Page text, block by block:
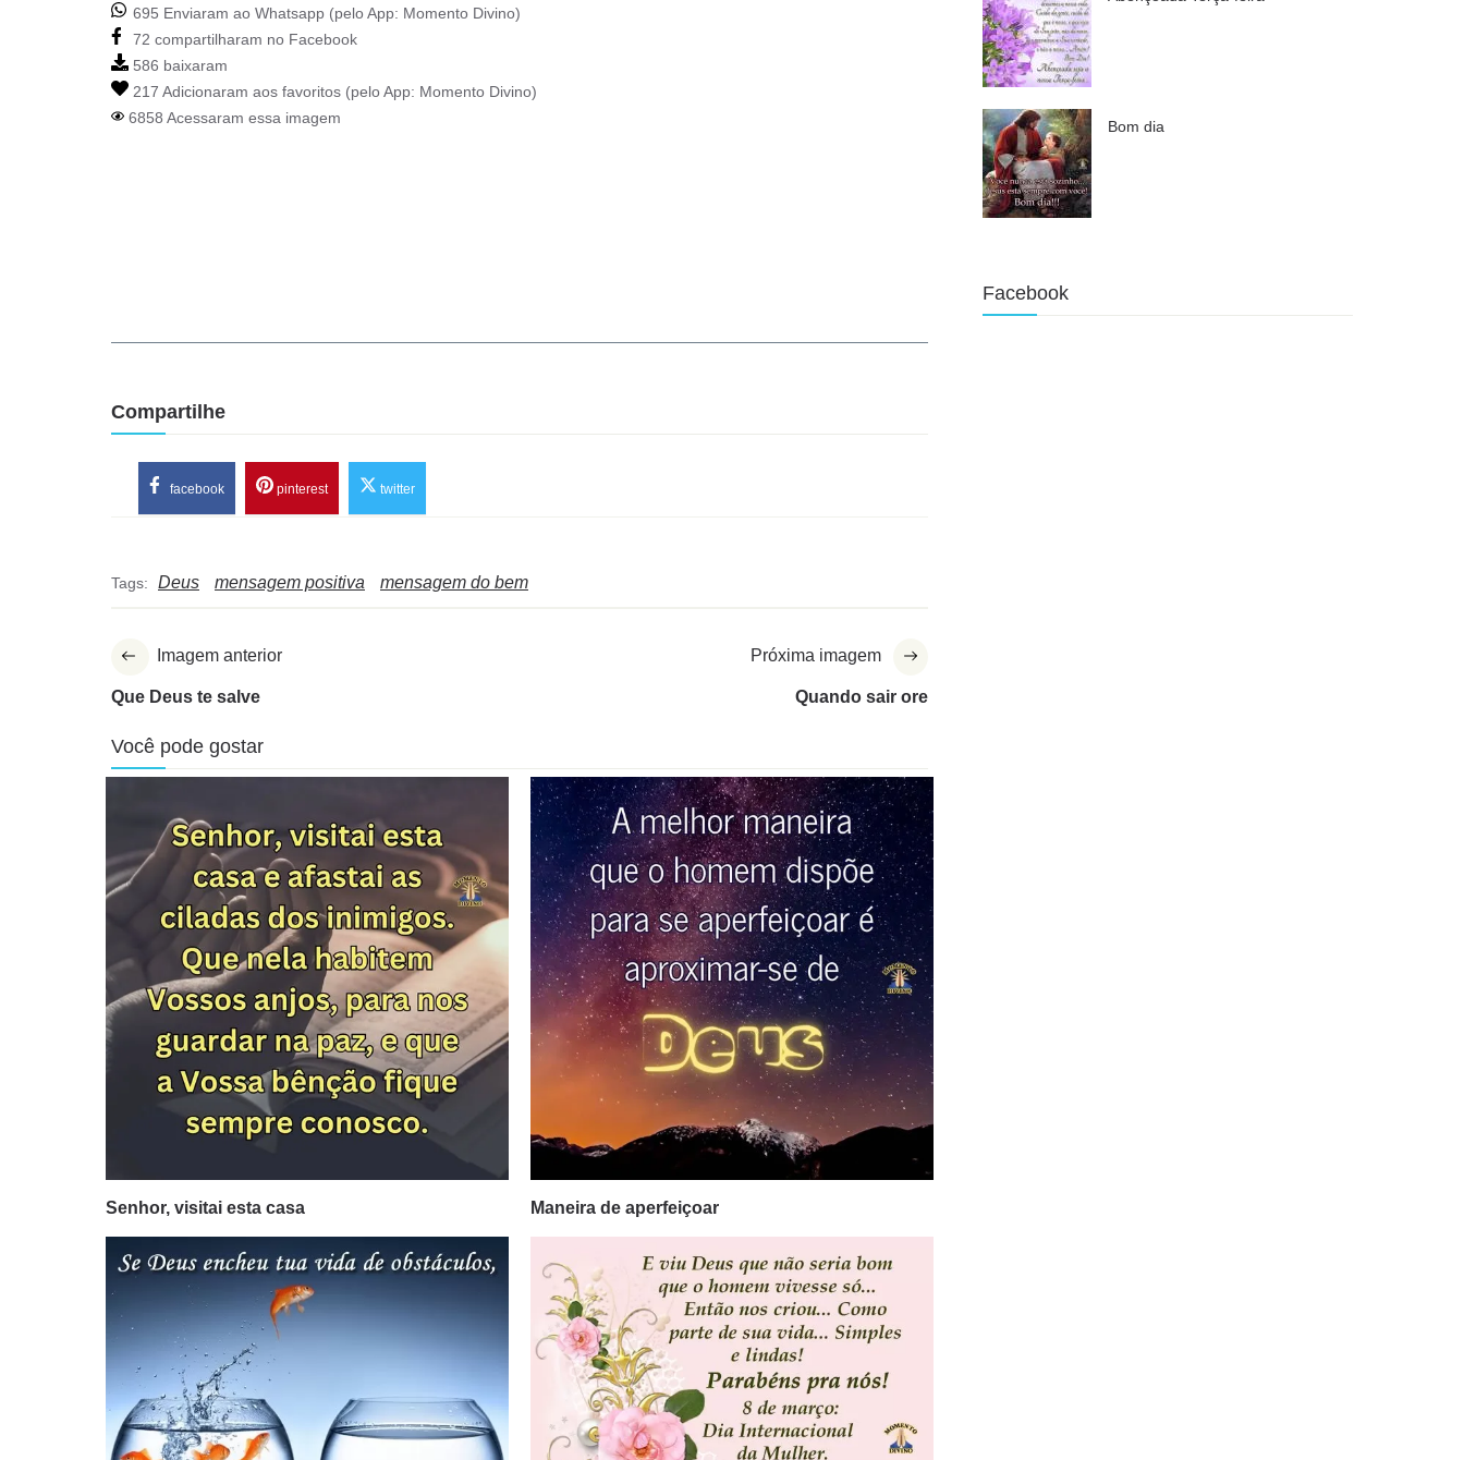
695 Enviaram ao Whatsapp (pelo App: Momento Divino)
72 compartilharam no Facebook
586 baixaram
217 Adicionaram aos favoritos (pelo App: Momento Divino)
6858 Acessaram essa imagem
Compartilhe
facebook pinterest twitter
Tags: Deus mensagem positiva mensagem do bem
Imagem anterior
Que Deus te salve
Próxima imagem
Quando sair ore
Você pode gostar
Senhor, visitai esta casa Maneira de aperfeiçoar
Bom dia
Facebook